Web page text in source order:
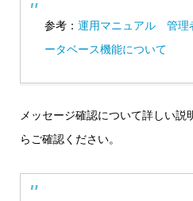
参考： 運用マニュアル 管理
ータベース機能について
メッセージ確認について詳しい説
らご確認ください。